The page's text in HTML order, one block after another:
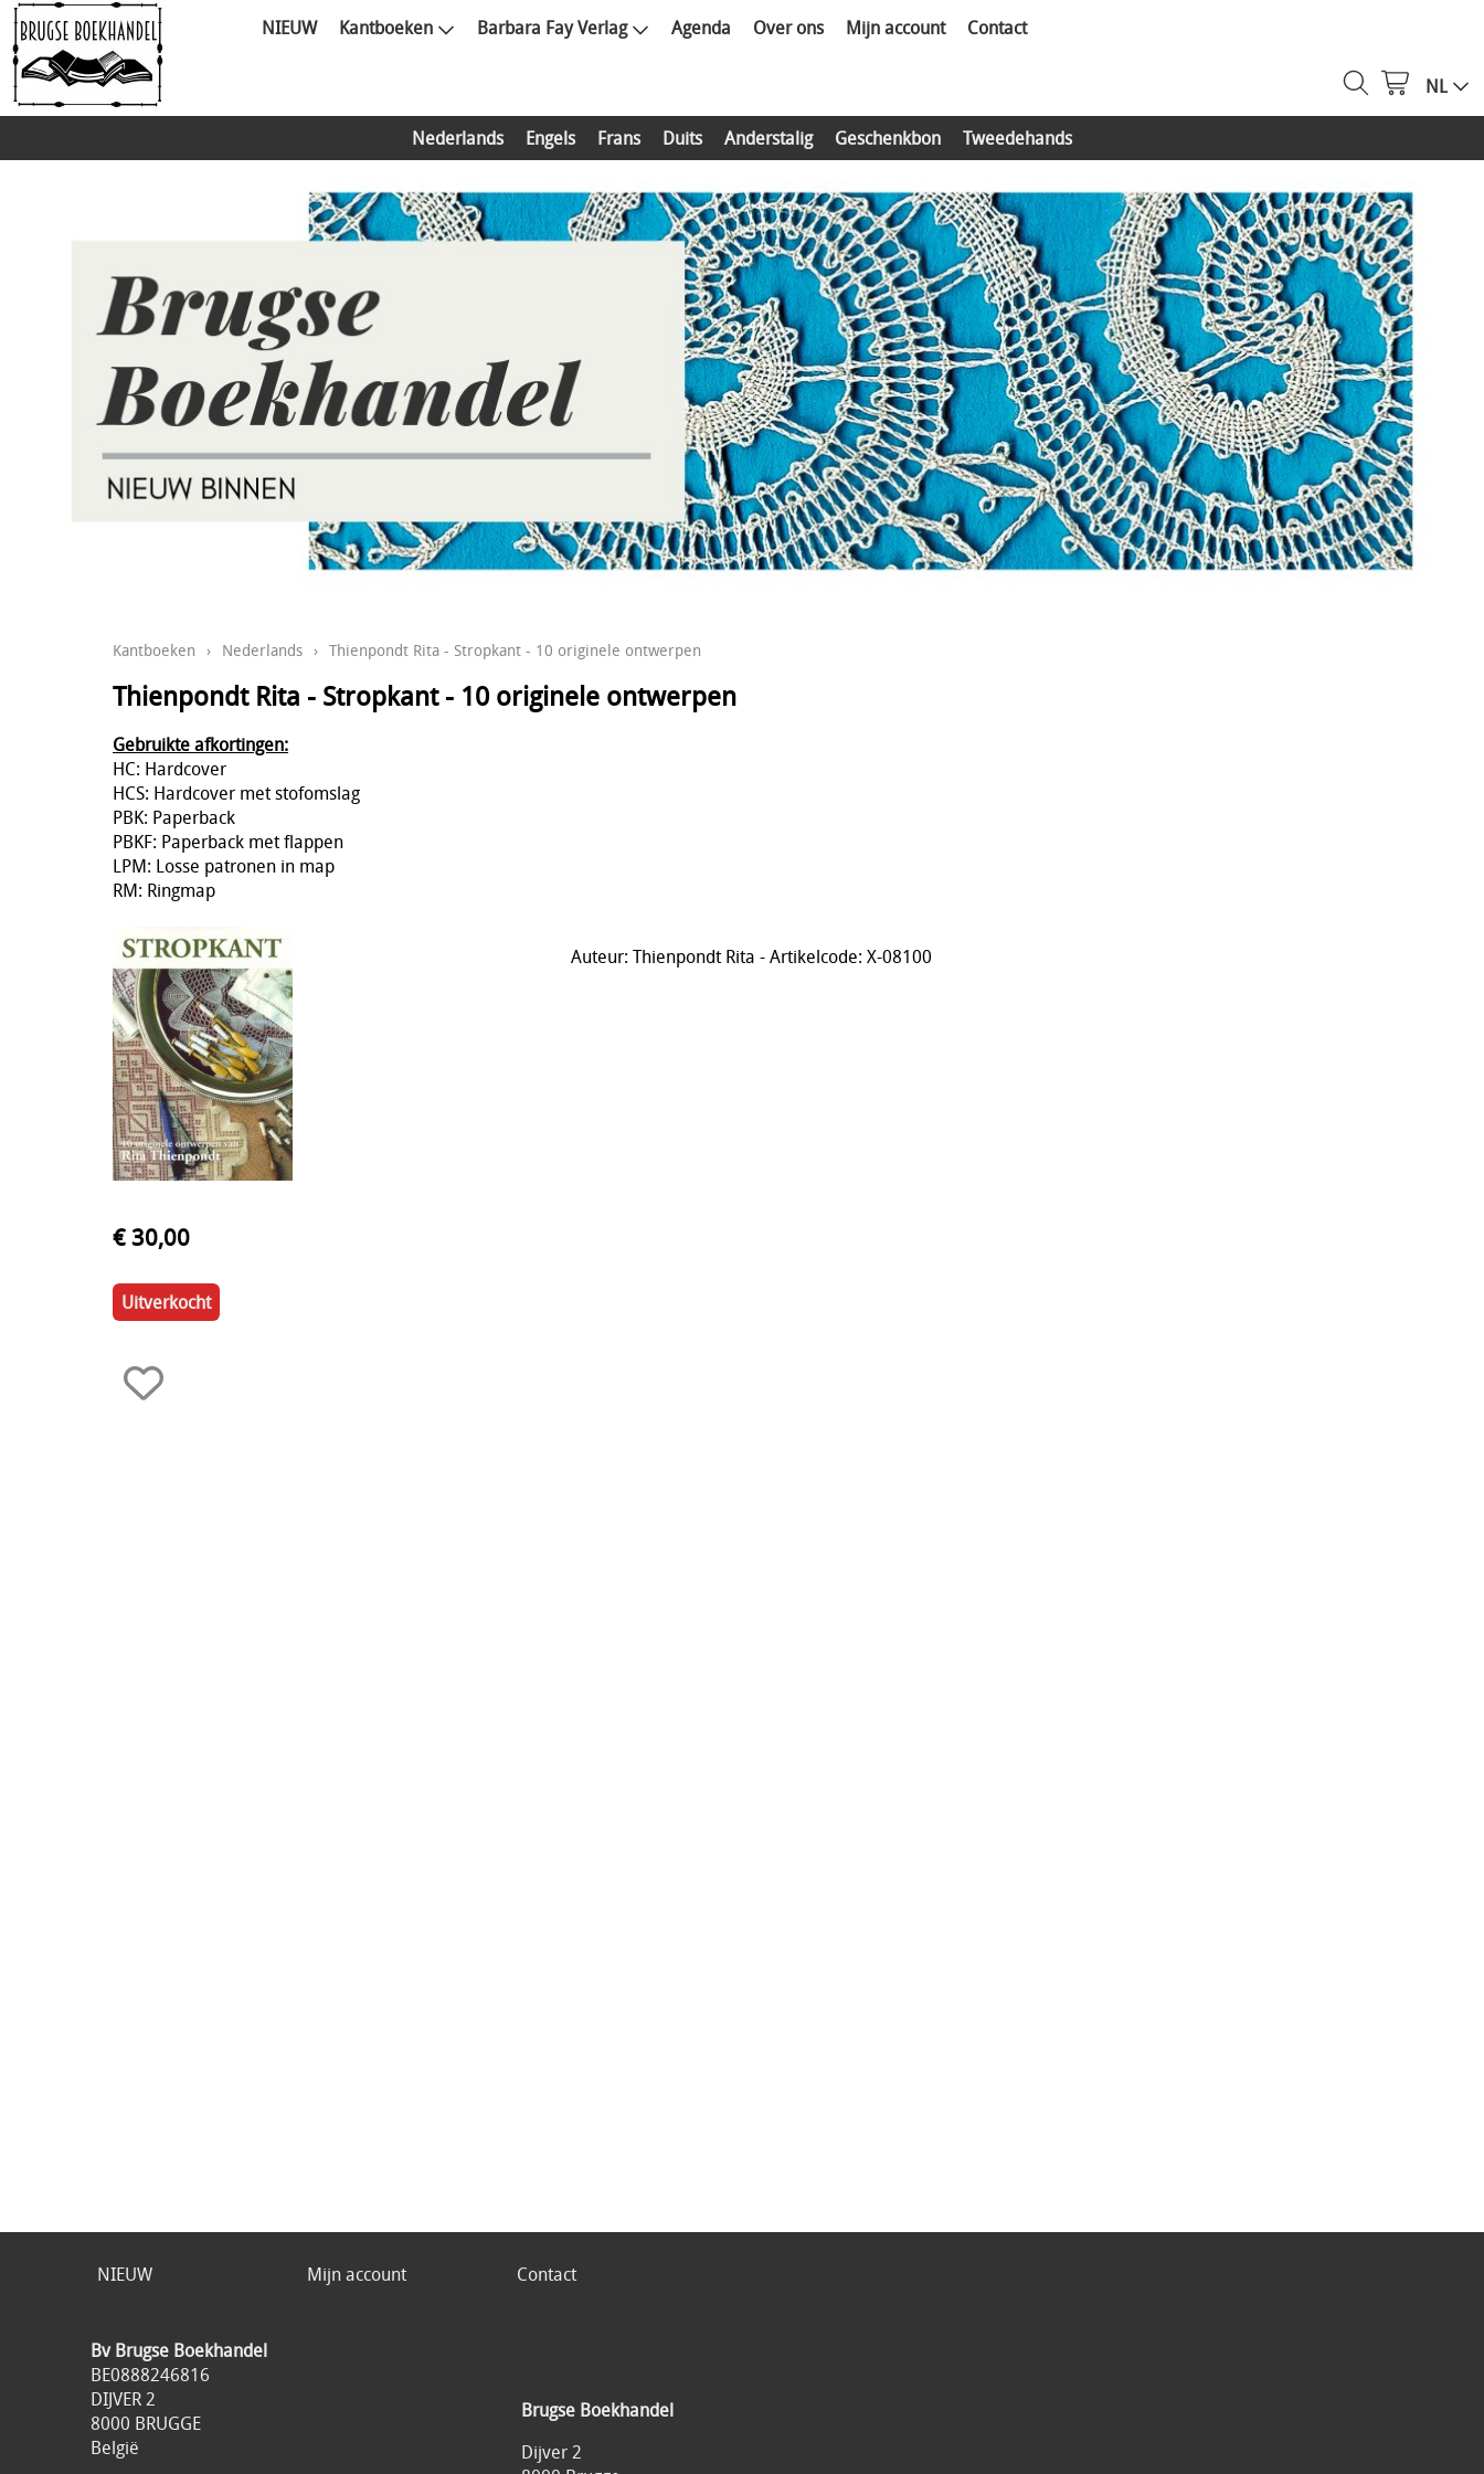
NIEUW Kantboeken Barbara Fay Verlag Agenda Over ons Mijn account Contact
NL
Nederlands Engels Frans Duits Anderstalig Geschenkbon Tweedehands
Kantboeken › Nederlands › Thienpondt Rita - Stropkant - 10 originele ontwerpen
Thienpondt Rita - Stropkant - 10 originele ontwerpen
Gebruikte afkortingen:
HC: Hardcover
HCS: Hardcover met stofomslag
PBK: Paperback
PBKF: Paperback met flappen
LPM: Losse patronen in map
RM: Ringmap
Auteur: Thienpondt Rita - Artikelcode: X-08100
€ 30,00
Uitverkocht
NIEUW Mijn account Contact
Bv Brugse Boekhandel
BE0888246816
DIJVER 2
8000 BRUGGE
België
Brugse Boekhandel
Dijver 2